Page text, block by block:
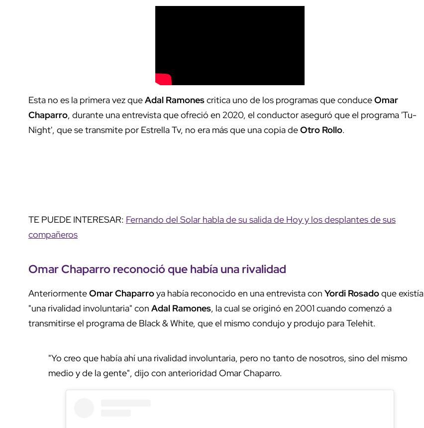
Esta no es la primera vez queAdal Ramonescritica uno de los programas que conduceOmar
Chaparro, durante una entrevista que ofreció en 2020, el conductor aseguró que el programa 'Tu-
Night', que se transmite por Estrella Tv, no era más que una copia deOtro Rollo.
TE PUEDE INTERESAR: Fernando del Solar habla de su salida de Hoy y los desplantes de sus
compañeros
Omar Chaparro reconoció que había una rivalidad
AnteriormenteOmar Chaparroya había reconocido en una entrevista con Yordi Rosadoque existía
"una rivalidad involuntaria" con Adal Ramones, la cual se originó en 2001 cuando comenzó a
transmitirse el programa de Black & White, que el mismo condujo y produjo para Telehit.
"Yo creo que había ahí una rivalidad involuntaria, pero no tanto de nosotros, sino del mismo
medio y de la gente", dijo con anterioridad Omar Chaparro.